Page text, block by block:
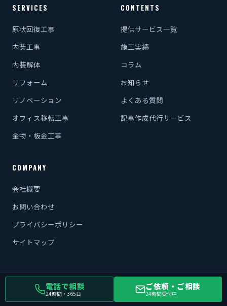
SERVICES
原状回復工事
内装工事
内装解体
リフォーム
リノベーション
オフィス移転工事
金物・板金工事
CONTENTS
提供サービス一覧
施工実績
コラム
お知らせ
よくある質問
記事作成代行サービス
COMPANY
会社概要
お問い合わせ
プライバシーポリシー
サイトマップ
© 2022 株式会社MIRIX/ミリックス（原状回復・内装工事のプロ）.
電話で相談
24時間・365日
ご依頼・ご相談
24時間受付中